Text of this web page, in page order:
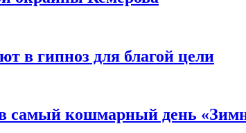
в гипноз для благой цели
в самый кошмарный день